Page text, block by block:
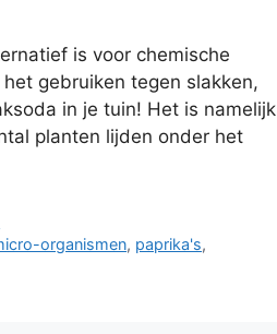
is voor chemische
gebruiken tegen slakken,
in je tuin! Het is namelijk
planten lijden onder het
organismen, paprika's,